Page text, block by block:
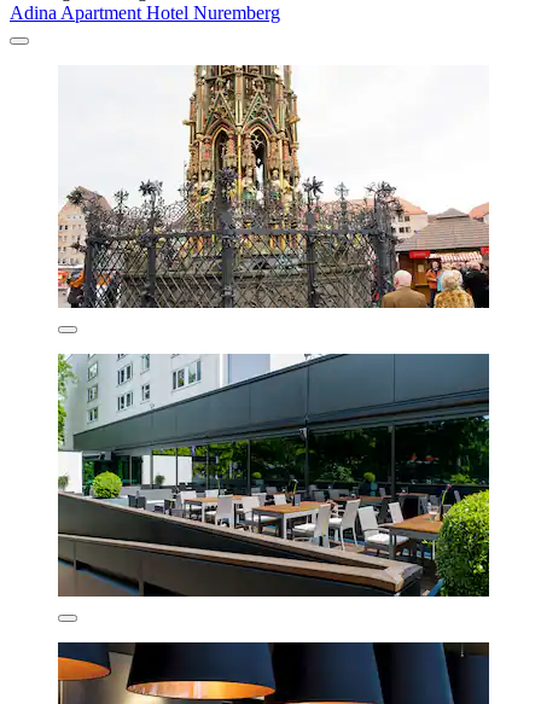
Adina Apartment Hotel Nuremberg